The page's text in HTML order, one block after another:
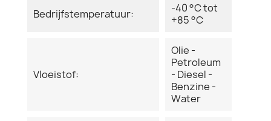
Bedrijfstemperatuur:
-40 °C tot
+85 °C
Vloeistof:
Olie -
Petroleum
- Diesel -
Benzine -
Water